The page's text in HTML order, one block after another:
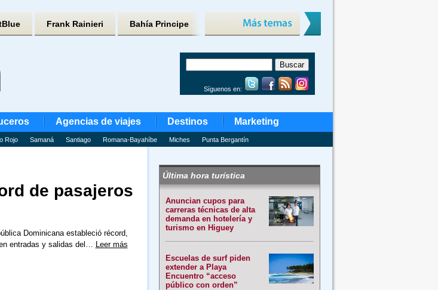
Frank Rainieri Bahía Principe
Síguenos en:
Agencias de viajes Destinos Marketing
Rojo Samaná Santiago Romana-Bayahíbe Miches Punta Bergantín
de pasajeros
Dominicana estableció récord,
entradas y salidas del… Leer más
Última hora turística
Anuncian cupos para
carreras técnicas de alta
demanda en hotelería y
turismo en Higuey
Escuelas de surf piden
extender a Playa
Encuentro “acceso
público con orden”